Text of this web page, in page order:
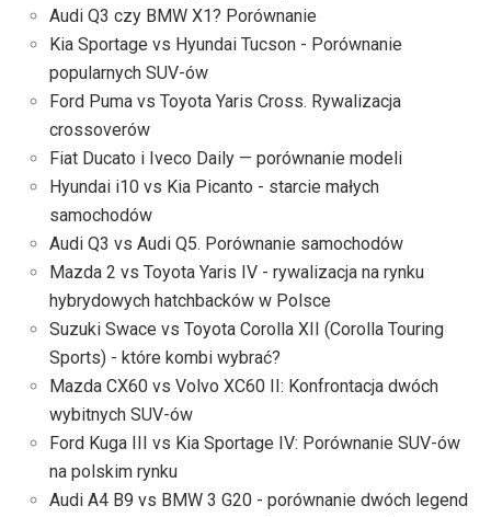
Audi Q3 czy BMW X1? Porównanie
Kia Sportage vs Hyundai Tucson - Porównanie
popularnych SUV-ów
Ford Puma vs Toyota Yaris Cross. Rywalizacja
crossoverów
Fiat Ducato i Iveco Daily — porównanie modeli
Hyundai i10 vs Kia Picanto - starcie małych
samochodów
Audi Q3 vs Audi Q5. Porównanie samochodów
Mazda 2 vs Toyota Yaris IV - rywalizacja na rynku
hybrydowych hatchbacków w Polsce
Suzuki Swace vs Toyota Corolla XII (Corolla Touring
Sports) - które kombi wybrać?
Mazda CX60 vs Volvo XC60 II: Konfrontacja dwóch
wybitnych SUV-ów
Ford Kuga III vs Kia Sportage IV: Porównanie SUV-ów
na polskim rynku
Audi A4 B9 vs BMW 3 G20 - porównanie dwóch legend